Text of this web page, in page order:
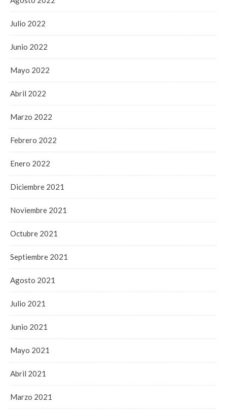
Julio 2022
Junio 2022
Mayo 2022
Abril 2022
Marzo 2022
Febrero 2022
Enero 2022
Diciembre 2021
Noviembre 2021
Octubre 2021
Septiembre 2021
Agosto 2021
Julio 2021
Junio 2021
Mayo 2021
Abril 2021
Marzo 2021